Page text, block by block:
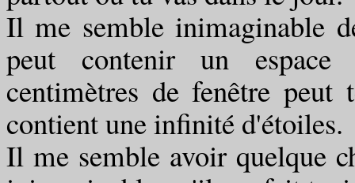
Il me semble inimaginable
peut contenir un espace
centimètres de fenêtre
contient une infinité d'étoiles.
Il me semble avoir quelque